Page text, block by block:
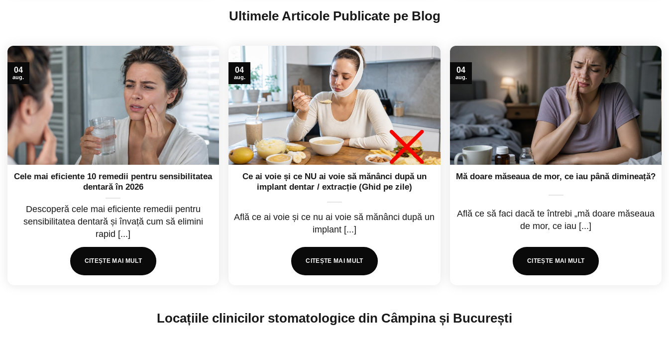
Ultimele Articole Publicate pe Blog
Cele mai eficiente 10 remedii pentru sensibilitatea
dentară în 2026
Descoperă cele mai eficiente remedii pentru
sensibilitatea dentară și învață cum să elimini
rapid [...]
CITEȘTE MAI MULT
04
aug.
Ce ai voie și ce NU ai voie să mănânci după un
implant dentar / extracție (Ghid pe zile)
Află ce ai voie și ce nu ai voie să mănânci după un
implant [...]
CITEȘTE MAI MULT
04
aug.
Mă doare măseaua de mor, ce iau până dimineață?
Află ce să faci dacă te întrebi „mă doare măseaua
de mor, ce iau [...]
CITEȘTE MAI MULT
04
aug.
Locațiile clinicilor stomatologice din Câmpina și București